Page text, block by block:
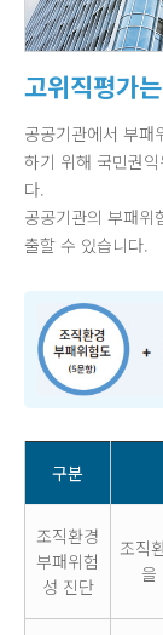
고위직평가
공공기관에서 부패
하기 위해 국민권
다.
공공기관의 부패위
출할 수 있습니다.
구분
조직환경
부패위험
성 진단
조직
을